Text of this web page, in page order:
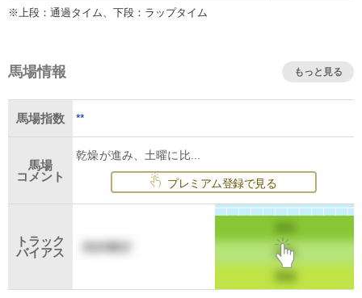
※上段：通過タイム、下段：ラップタイム
馬場情報 もっと見る
馬場指数 **
馬場
コメント
乾燥が進み、土曜に比...
プレミアム登録で見る
トラック
バイアス